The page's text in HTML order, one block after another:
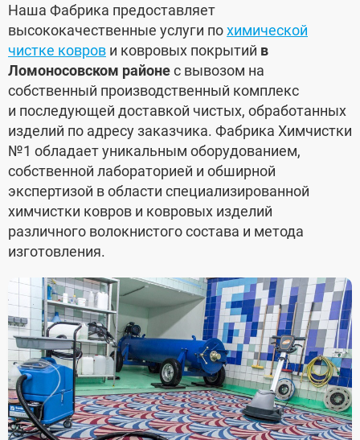
Наша Фабрика предоставляет
высококачественные услуги похимической
чистке ковров и ковровых покрытий в
Ломоносовском районес вывозом на
собственный производственный комплекс
и последующей доставкой чистых, обработанных
изделий по адресу заказчика. Фабрика Химчистки
№1 обладает уникальным оборудованием,
собственной лабораторией и обширной
экспертизой в области специализированной
химчистки ковров и ковровых изделий
различного волокнистого состава и метода
изготовления.